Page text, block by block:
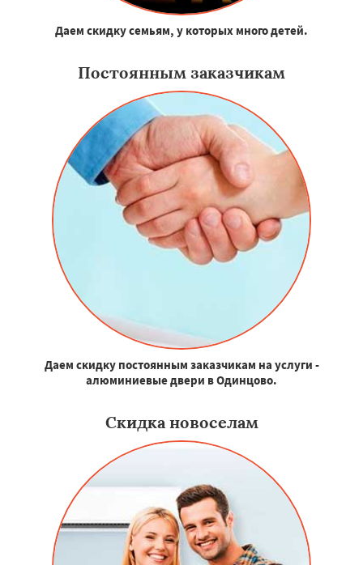
Даем скидку семьям, у которых много детей.
Постоянным заказчикам
Даем скидку постоянным заказчикам на услуги -
алюминиевые двери в Одинцово.
Скидка новоселам